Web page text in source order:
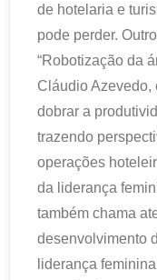
de hotelaria e
pode perder.
“Robotização da
Cláudio Azevedo,
dobrar a
trazendo
operações
da liderança
também chama
desenvolvimento
liderança